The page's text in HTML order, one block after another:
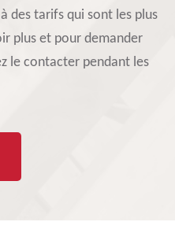
des tarifs qui sont les plus
plus et pour demander
le contacter pendant les